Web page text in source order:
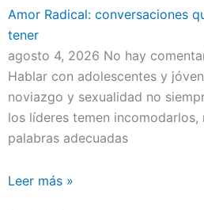
Amor Radical: conversaciones
tener
agosto 4, 2026 No hay
Hablar con adolescentes y
noviazgo y sexualidad no
los líderes temen incomodarlos,
palabras adecuadas
Leer más »